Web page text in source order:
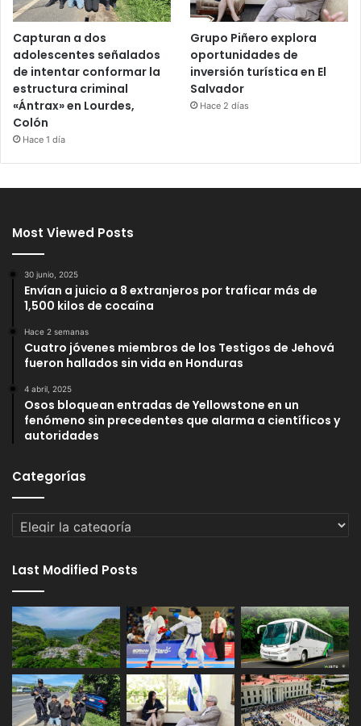
Capturan a dos
adolescentes señalados
de intentar conformar la
estructura criminal
«Ántrax» en Lourdes,
Colón
Hace 1 día
Grupo Piñero explora
oportunidades de
inversión turística en El
Salvador
Hace 2 días
Most Viewed Posts
30 junio, 2025
Envían a juicio a 8 extranjeros por traficar más de
1,500 kilos de cocaína
Hace 2 semanas
Cuatro jóvenes miembros de los Testigos de Jehová
fueron hallados sin vida en Honduras
4 abril, 2025
Osos bloquean entradas de Yellowstone en un
fenómeno sin precedentes que alarma a científicos y
autoridades
Categorías
Categorías
Last Modified Posts